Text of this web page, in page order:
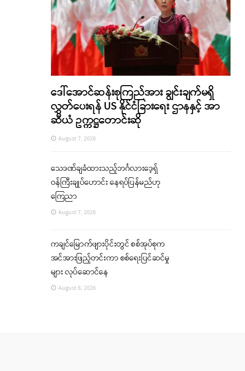
ဒေါ်အောင်ဆန်းစုကြည်အား ချွင်းချက်မရှိ
လွှတ်ပေးရန် US နိုင်ငံခြားရေး ဌာနနှင့် အာ
ဆီယံ ဥက္ကဋ္ဌတောင်းဆို
August 7, 2026
သေဒဏ်ချခံထားသည့်ဘင်္ဂလားဒေ့ရှ်
ဝန်ကြီးချုပ်ဟောင်း နေရပ်ပြန်မည်ဟု
ကြေညာ
August 7, 2026
ကချင်မြောက်ဖျားပိုင်းတွင် စစ်အုပ်စုက
အင်အားဖြည့်တင်းကာ စစ်ရေးပြင်ဆင်မှု
များ လုပ်ဆောင်နေ
August 6, 2026